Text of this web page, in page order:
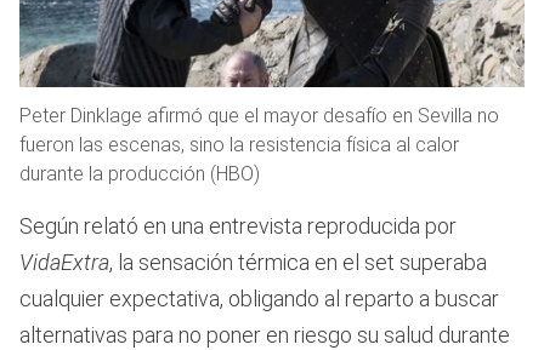
Peter Dinklage afirmó que el mayor desafío en Sevilla no
fueron las escenas, sino la resistencia física al calor
durante la producción (HBO)
Según relató en una entrevista reproducida por
VidaExtra, la sensación térmica en el set superaba
cualquier expectativa, obligando al reparto a buscar
alternativas para no poner en riesgo su salud durante